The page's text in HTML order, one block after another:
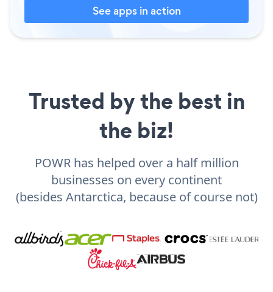
See apps in action
Trusted by the best in
the biz!
POWR has helped over a half million
businesses on every continent
(besides Antarctica, because of course not)